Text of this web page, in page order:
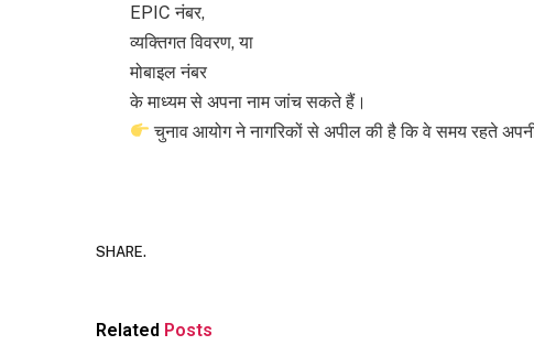
EPIC नंबर,
व्यक्तिगत विवरण, या
मोबाइल नंबर
के माध्यम से अपना नाम जांच सकते हैं।
चुनाव आयोग ने नागरिकों से अपील की है कि वे समय रहते
SHARE.
Related Posts